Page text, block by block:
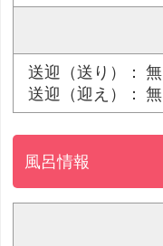
送迎（送り）： 無
送迎（迎え）： 無
風呂情報